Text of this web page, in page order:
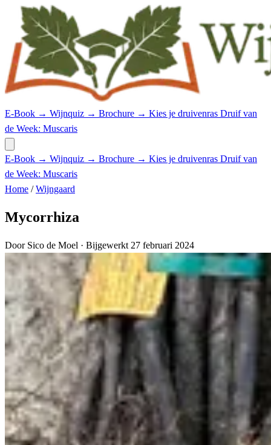
E-Book → Wijnquiz → Brochure → Kies je druivenras Druif van
de Week: Muscaris
E-Book → Wijnquiz → Brochure → Kies je druivenras Druif van
de Week: Muscaris
Home / Wijngaard
Mycorrhiza
Door Sico de Moel · Bijgewerkt 27 februari 2024